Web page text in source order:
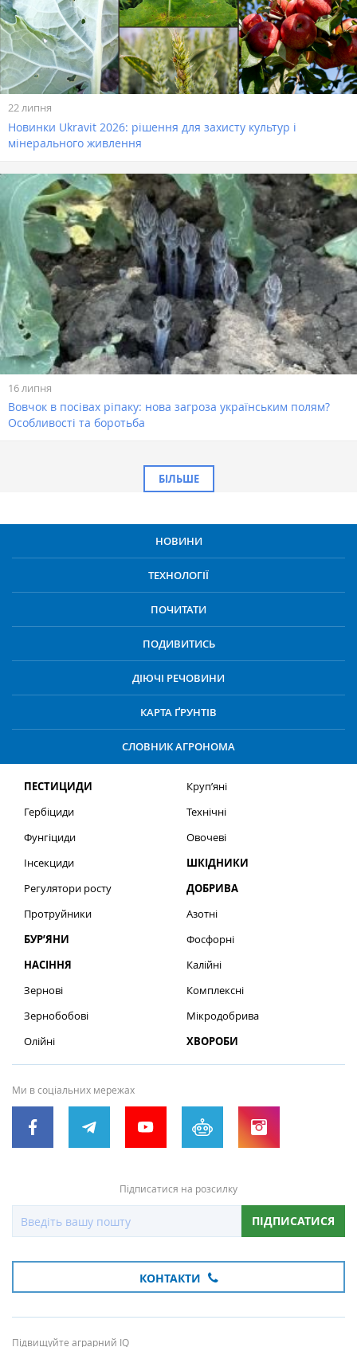
22 липня
Новинки Ukravit 2026: рішення для захисту культур і
мінерального живлення
16 липня
Вовчок в посівах ріпаку: нова загроза українським полям?
Особливості та боротьба
БІЛЬШЕ
НОВИНИ
ТЕХНОЛОГІЇ
ПОЧИТАТИ
ПОДИВИТИСЬ
ДІЮЧІ РЕЧОВИНИ
КАРТА ҐРУНТІВ
СЛОВНИК АГРОНОМА
ПЕСТИЦИДИ
Гербіциди
Фунгіциди
Інсекциди
Регулятори росту
Протруйники
БУР’ЯНИ
НАСІННЯ
Зернові
Зернобобові
Олійні
Круп’яні
Технічні
Овочеві
ШКІДНИКИ
ДОБРИВА
Азотні
Фосфорні
Калійні
Комплексні
Мікродобрива
ХВОРОБИ
Ми в соціальних мережах
Підписатися на розсилку
ПІДПИСАТИСЯ
КОНТАКТИ
Підвищуйте аграрний IQ